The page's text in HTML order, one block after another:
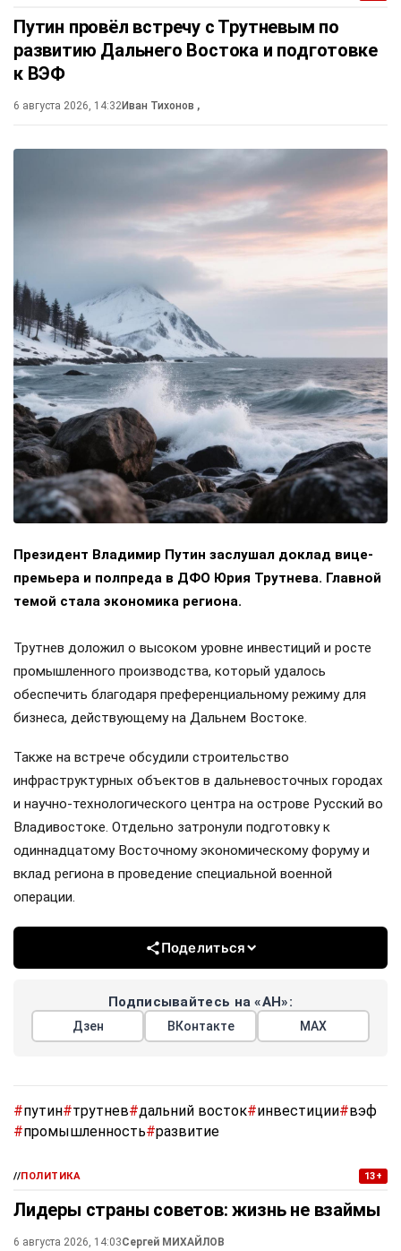
Путин провёл встречу с Трутневым по
развитию Дальнего Востока и подготовке
к ВЭФ
6 августа 2026, 14:32Иван Тихонов ,
Президент Владимир Путин заслушал доклад вице-
премьера и полпреда в ДФО Юрия Трутнева. Главной
темой стала экономика региона.
Трутнев доложил о высоком уровне инвестиций и росте
промышленного производства, который удалось
обеспечить благодаря преференциальному режиму для
бизнеса, действующему на Дальнем Востоке.
Также на встрече обсудили строительство
инфраструктурных объектов в дальневосточных городах
и научно-технологического центра на острове Русский во
Владивостоке. Отдельно затронули подготовку к
одиннадцатому Восточному экономическому форуму и
вклад региона в проведение специальной военной
операции.
Поделиться
Подписывайтесь на «АН»:
Дзен ВКонтакте МАХ
#путин#трутнев#дальний восток#инвестиции#вэф
#промышленность#развитие
//ПОЛИТИКА 13+
Лидеры страны советов: жизнь не взаймы
6 августа 2026, 14:03Сергей МИХАЙЛОВ